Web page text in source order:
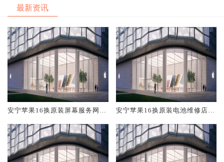
最新资讯
安宁苹果16换原装屏幕服务网点
安宁苹果16换原装电池维修店大